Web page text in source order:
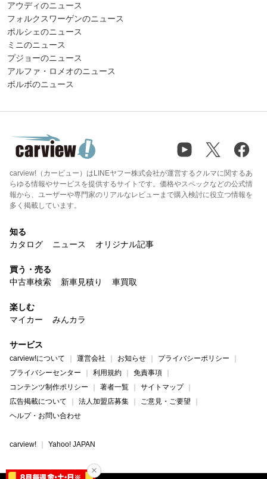
アウディのニュース
フォルクスワーゲンのニュース
ポルシェのニュース
ミニのニュース
プジョーのニュース
アルファ・ロメオのニュース
ボルボのニュース
carview!（カービュー）はLINEヤフー株式会社が運営するクルマに関するあ
らゆる情報やサービスを提供するサイトです。価格やスペックなどの公式情
報から、ユーザーや専門家のリアルなレビューまで購入検討に役立つ情報を
多く掲載しています。
知る
カタログ
ニュース オリジナル記事
買う・売る
中古車検索
新車見積り 車買取
楽しむ
マイカー
みんカラ
サービス
carview!について 運営会社 お知らせ
プライバシーポリシー
プライバシーセンター
利用規約
免責事項
コンテンツ制作ポリシー
著者一覧
サイトマップ
広告掲載について
法人加盟店募集
ご意見・ご要望
ヘルプ・お問い合わせ
carview! Yahoo! JAPAN